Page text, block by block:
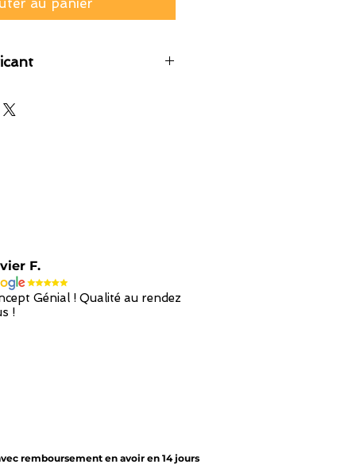
F.
Génial ! Qualité au rendez
!
remboursement en avoir en 14 jours